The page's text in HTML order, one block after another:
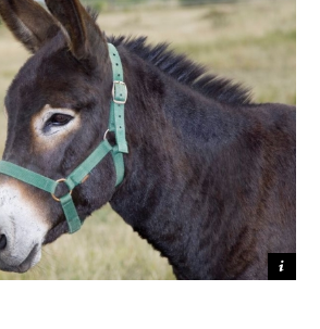
Crédit photo AFAGNB